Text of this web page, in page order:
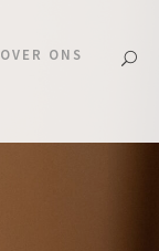
OVER ONS